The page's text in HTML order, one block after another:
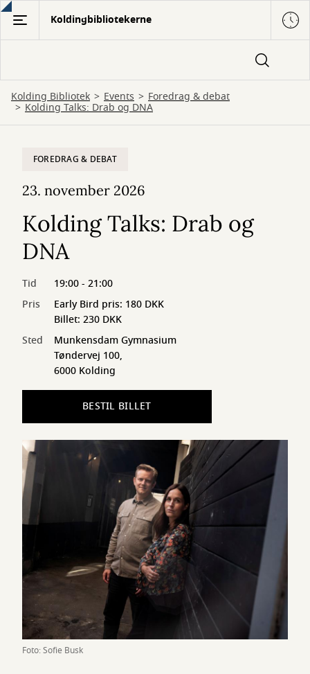
Gå
hovedindhold
Koldingbibliotekerne
Kolding Bibliotek Events Foredrag & debat
Kolding Talks: Drab og DNA
Foto: Sofie Busk
FOREDRAG & DEBAT
23. november 2026
Kolding Talks: Drab og
DNA
Tid
19:00 - 21:00
Pris
Early Bird pris: 180 DKK
Billet: 230 DKK
Sted
Munkensdam Gymnasium
Tøndervej 100,
6000 Kolding
BESTIL BILLET